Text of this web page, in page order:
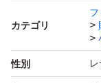
カテゴリ
性別